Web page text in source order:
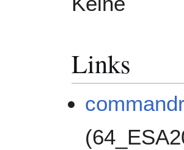
Links